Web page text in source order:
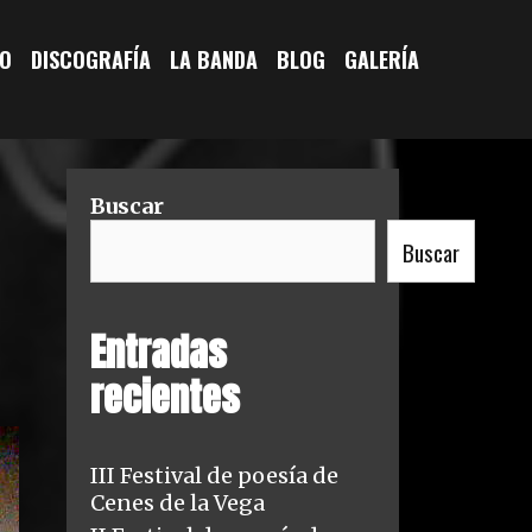
DISCOGRAFÍA LA BANDA BLOG GALERÍA
Buscar
Buscar
Entradas
recientes
III Festival de poesía de
Cenes de la Vega